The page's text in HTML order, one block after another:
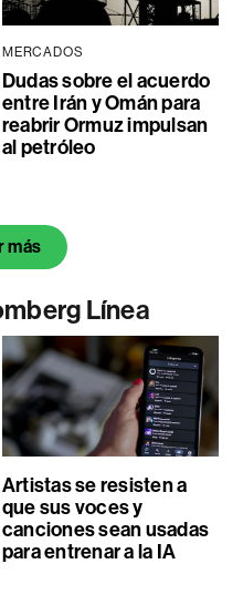
MERCADOS
Dudas sobre el acuerdo
entre Irán y Omán para
reabrir Ormuz impulsan
al petróleo
más
Línea
Artistas se resisten a
que sus voces y
canciones sean usadas
para entrenar a la IA